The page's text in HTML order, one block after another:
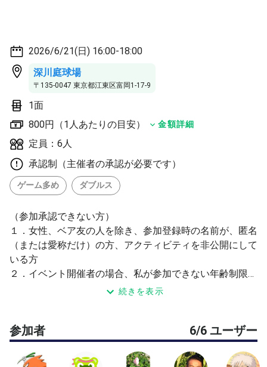
2026/6/21(日) 16:00-18:00
深川庭球場
〒135-0047 東京都江東区富岡1-17-9
1面
800円（1人あたりの目安）
金額詳細
定員：6人
承認制（主催者の承認が必要です）
ゲーム多め ダブルス
（参加承認できない方）
１．女性、ベア友の人を除き、参加登録時の名前が、匿名
（または愛称だけ）の方、アクティビティを非公開にして
いる方
２．イベント開催者の場合、私が参加できない年齢制限を
・年齢、性別は、問いません。但し、ケガ、病気などで故
障されていないこと、各自のレベルで全力で走れることを
条件とさせて頂きます。
続きを表示
参加者 6/6 ユーザー